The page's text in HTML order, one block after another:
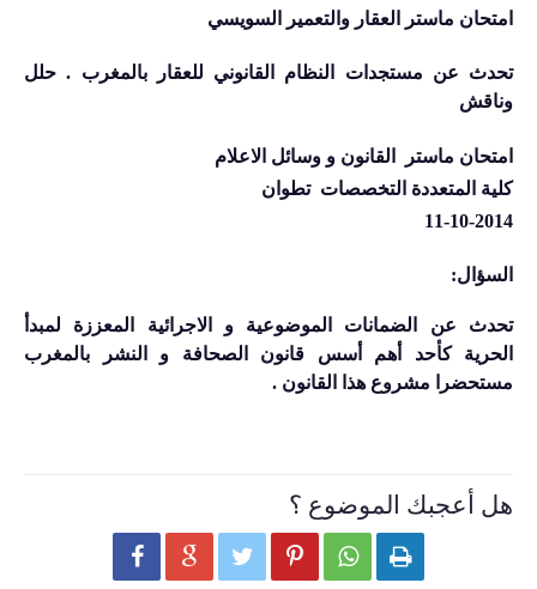
امتحان ماستر العقار والتعمير السويسي
تحدث عن مستجدات النظام القانوني للعقار بالمغرب . حلل
وناقش
امتحان ماستر القانون و وسائل الاعلام
كلية المتعددة التخصصات تطوان
11-10-2014
السؤال:
تحدث عن الضمانات الموضوعية و الاجرائية المعززة لمبدأ
الحرية كأحد أهم أسس قانون الصحافة و النشر بالمغرب
مستحضرا مشروع هذا القانون .
هل أعجبك الموضوع ؟
     